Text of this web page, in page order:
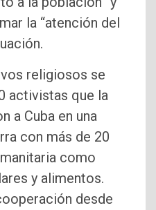
la “atención del
religiosos se
activistas que la
a Cuba en una
con más de 20
como
y alimentos.
desde